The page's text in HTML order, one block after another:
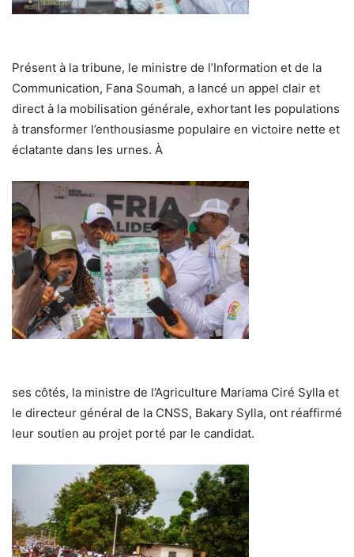
Présent à la tribune, le ministre de l’Information et de la
Communication, Fana Soumah, a lancé un appel clair et
direct à la mobilisation générale, exhortant les populations
à transformer l’enthousiasme populaire en victoire nette et
éclatante dans les urnes. À
ses côtés, la ministre de l’Agriculture Mariama Ciré Sylla et
le directeur général de la CNSS, Bakary Sylla, ont réaffirmé
leur soutien au projet porté par le candidat.